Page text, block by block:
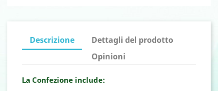
Descrizione
Dettagli del prodotto
Opinioni
La Confezione include: